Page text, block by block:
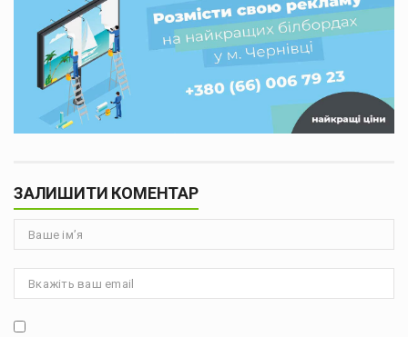
ЗАЛИШИТИ КОМЕНТАР